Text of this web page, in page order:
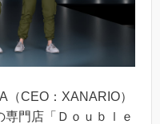
CEO：XANARIO）
門店「Ｄｏｕｂｌｅ